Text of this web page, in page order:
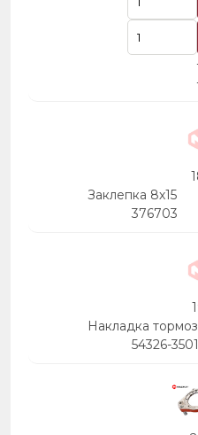
Заклепка 8х15
376703
Накладка
54326-